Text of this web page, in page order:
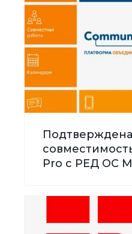
Подтверждена
Pro с РЕД ОС М